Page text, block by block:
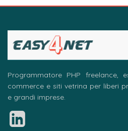
Programmatore PHP freelance,
commerce e siti vetrina per liberi
e grandi imprese.